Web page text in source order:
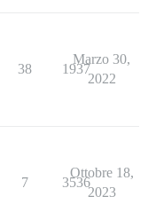
38 1937
Marzo 30,
2022
7 3536
Ottobre 18,
2023